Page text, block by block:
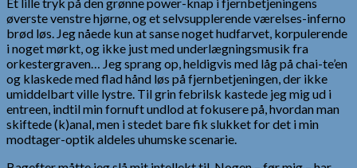
øverste venstre hjørne, og et selvsupplerende værelses-inferno
brød løs. Jeg nåede kun at sanse noget hudfarvet, korpulerende
i noget mørkt, og ikke just med underlægningsmusik fra
orkestergraven… Jeg sprang op, heldigvis med låg på chai-te’en
og klaskede med flad hånd løs på fjernbetjeningen, der ikke
umiddelbart ville lystre. Til grin febrilsk kastede jeg mig ud i
entreen, indtil min fornuft undlod at fokusere på, hvordan man
skiftede (k)anal, men i stedet bare fik slukket for det i min
modtager-optik aldeles uhumske scenarie.